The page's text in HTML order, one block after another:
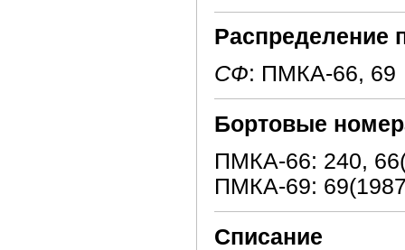
Распределение
СФ: ПМКА-66, 69
Бортовые
ПМКА-66: 240,
ПМКА-69:
Списание